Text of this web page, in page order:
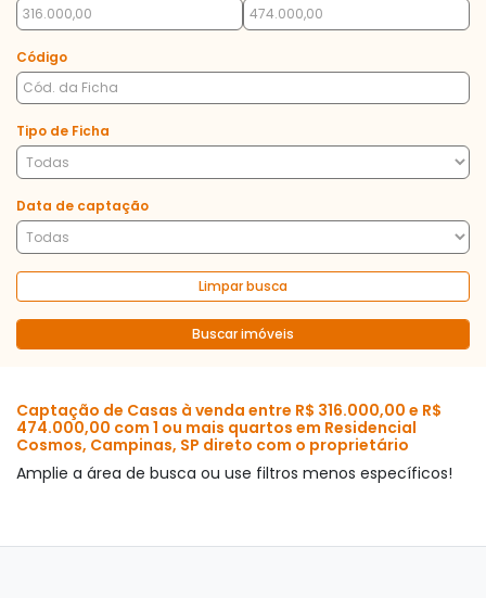
Código
Tipo de Ficha
Data de captação
Limpar busca
Buscar imóveis
Captação de Casas à venda entre R$ 316.000,00 e R$
474.000,00 com 1 ou mais quartos em Residencial
Cosmos, Campinas, SP direto com o proprietário
Amplie a área de busca ou use filtros menos específicos!